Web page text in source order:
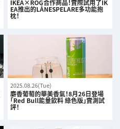
IKEA×ROG合作商品！實際試用了IK
EA推出的LÅNESPELARE多功能抱
枕！
2025.08.26(Tue)
麝香葡萄的華美香氣！8月26日登場
「Red Bull能量飲料 綠色版」實測試
評！